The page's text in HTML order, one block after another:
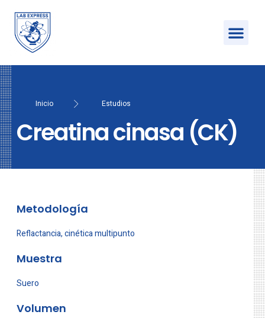
Inicio Estudios
Creatina cinasa (CK)
Metodología
Reflactancia, cinética multipunto
Muestra
Suero
Volumen